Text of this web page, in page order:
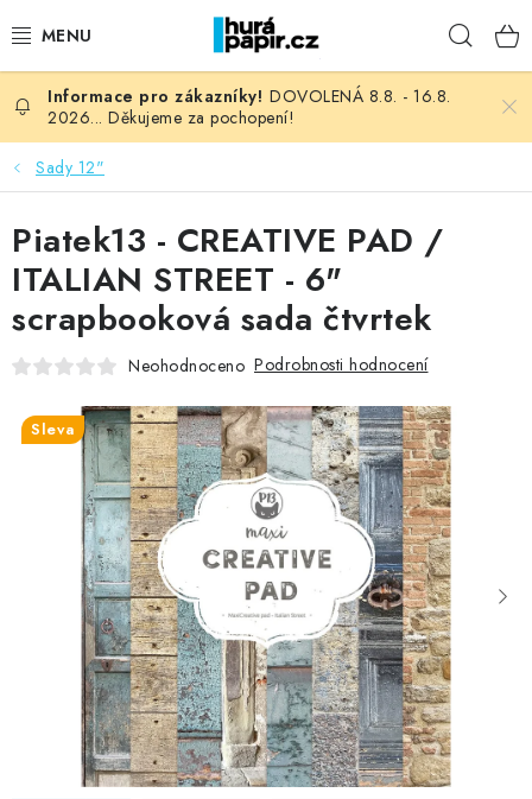
na
NOVINKY
HURÁ DÍLNA
VŠECHNO ZBOŽÍ
KNIHAŘSKÝ MATERIÁL
OBLÍBENÉ ♥️
FOTORECENZE
MOJE OBJEDNÁVKA
ZNAČKY
Kontakty Moje objednávka
Oblíbené ♥️
Hodnocení obchodu
Obchodní podmínky
Podmínky ochrany osobních údajů
Ověřování recenzí
Jak nakupovat
DOVOLENÁ 8.8. - 16.8.
2026... Děkujeme za pochopení!
Sady 12"
Piatek13 - CREATIVE PAD /
ITALIAN STREET - 6"
scrapbooková sada čtvrtek
Neohodnoceno Podrobnosti hodnocení
Sleva